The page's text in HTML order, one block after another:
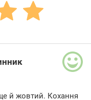
й жовтий. Кохання